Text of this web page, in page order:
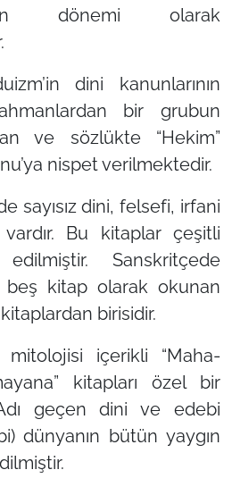
dönemi olarak
dini kanunlarının
bir grubun
ve sözlükte “Hekim”
nispet verilmektedir.
sayısız dini, felsefi, irfani
Bu kitaplar çeşitli
Sanskritçede
beş kitap olarak okunan
birisidir.
içerikli “Maha-
kitapları özel bir
geçen dini ve edebi
dünyanın bütün yaygın